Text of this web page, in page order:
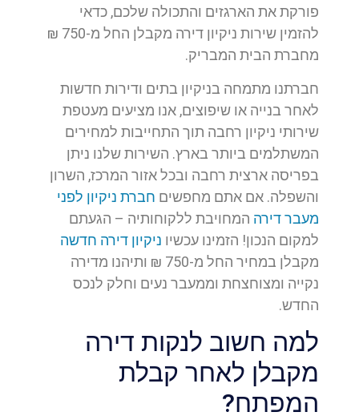
פורקת את הארגזים והתכולה שלכם, כדאי
להזמין שירות ניקיון דירה מקבלן החל מ-750 ₪
מחברת הבית המבריק.
חברתנו מתמחה בניקיון בתים ודירות חדשות
לאחר בנייה או שיפוצים, אנו מציעים מעטפת
שירותי ניקיון רחבה תוך התחייבות למחירים
המשתלמים ביותר בארץ. השירות שלנו ניתן
בפריסה ארצית רחבה ובכל אזור המרכז, השרון
והשפלה. אם אתם מחפשים חברת ניקיון לפני
מעבר דירה המחויבת ללקוחותיה – הגעתם
למקום הנכון! הזמינו עכשיו ניקיון דירה חדשה
מקבלן במחיר החל מ-750 ₪ ותיהנו מדירה
נקייה ומצוחצחת וממעבר נעים וחלק לנכס
החדש.
למה חשוב לנקות דירה
מקבלן לאחר קבלת
המפתח?